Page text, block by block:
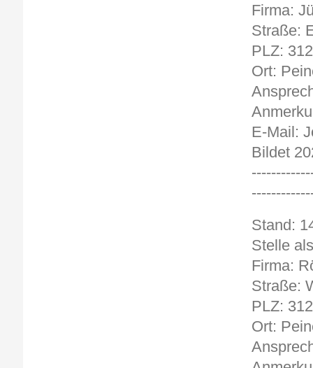
Firma:
Straße:
PLZ:
Ort:
E-Mail:
Bildet
Stelle
Firma:
Straße:
PLZ:
Ort: